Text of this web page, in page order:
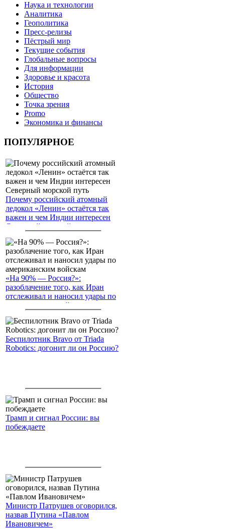
Наука и технологии
Аналитика
Геополитика
Пресс-релизы
Пёстрый мир
Текущие события
Глобальные вопросы
Для информации
Здоровье и красота
История
Общество
Точка зрения
Promo
Экономика и финансы
ПОПУЛЯРНОЕ
Почему российский атомный
ледокол «Ленин» остаётся так
важен и чем Индии интересен
Северный морской путь
«На 90% — Россия?»:
разоблачение того, как Иран
отслеживал и наносил удары по
американским войскам
Беспилотник Bravo от Triada
Robotics: догонит ли он Россию?
Трамп и сигнал России: вы
побеждаете
Министр Патрушев оговорился,
назвав Путина «Павлом
Ивановичем»